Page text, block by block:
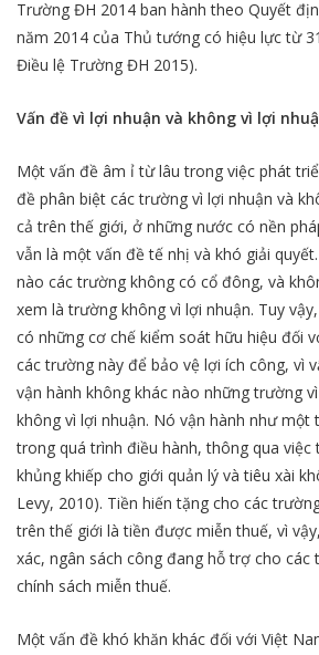
Trường ĐH 2014 ban hành theo Quyết
năm 2014 của Thủ tướng có hiệu lực từ
Điều lệ Trường ĐH 2015).
Vấn đề vì lợi nhuận và không vì lợi
Một vấn đề âm ỉ từ lâu trong việc phát
đề phân biệt các trường vì lợi nhuận và
cả trên thế giới, ở những nước có nền
vẫn là một vấn đề tế nhị và khó giải
nào các trường không có cổ đông, và
xem là trường không vì lợi nhuận. Tuy
có những cơ chế kiểm soát hữu hiệu đối
các trường này để bảo vệ lợi ích công, vì
vận hành không khác nào những trường
không vì lợi nhuận. Nó vận hành như một
trong quá trình điều hành, thông qua
khủng khiếp cho giới quản lý và tiêu xài
Levy, 2010). Tiền hiến tặng cho các
trên thế giới là tiền được miễn thuế, vì
xác, ngân sách công đang hỗ trợ cho các
chính sách miễn thuế.
Một vấn đề khó khăn khác đối với Việt